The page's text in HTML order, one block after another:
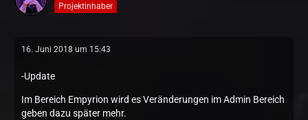
Projektinhaber
16. Juni 2018 um 15:43
-Update
Im Bereich Empyrion wird es Veränderungen im Admin Bereich
geben dazu später mehr.